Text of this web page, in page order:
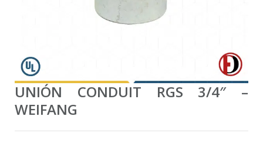
UNIÓN CONDUIT RGS 3/4″ –
WEIFANG